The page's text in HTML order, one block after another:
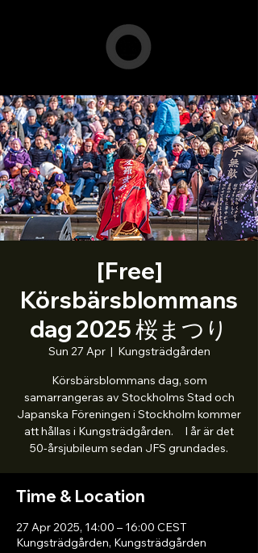
[Free]
Körsbärsblommans
dag 2025 桜まつり
Sun 27 Apr
  |
Kungsträdgården
Körsbärsblommans dag, som
samarrangeras av Stockholms Stad och
Japanska Föreningen i Stockholm kommer
att hållas i Kungsträdgården. I år är det
50-årsjubileum sedan JFS grundades.
Time & Location
27 Apr 2025, 14:00 – 16:00 CEST
Kungsträdgården, Kungsträdgården